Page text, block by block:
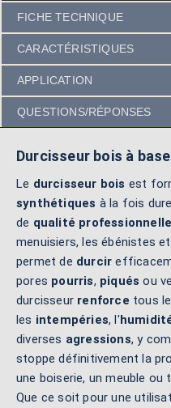
FICHE TECHNIQUE
CARACTÉRISTIQUES
APPLICATION
QUESTIONS/RÉPONSES
Durcisseur bois à
Le durcisseur bois est
synthétiques à la fois
de qualité professionnelle
menuisiers, les ébénistes
permet de durcir
pores pourris, piqués ou
durcisseur renforce tous
les intempéries, l'
diverses agressions, y
stoppe définitivement la
une boiserie, un meuble ou
Que ce soit pour une